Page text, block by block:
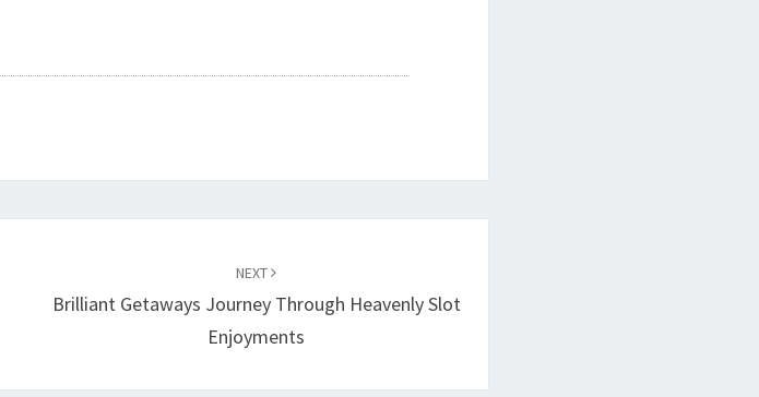
NEXT
Brilliant Getaways Journey Through Heavenly Slot
Enjoyments